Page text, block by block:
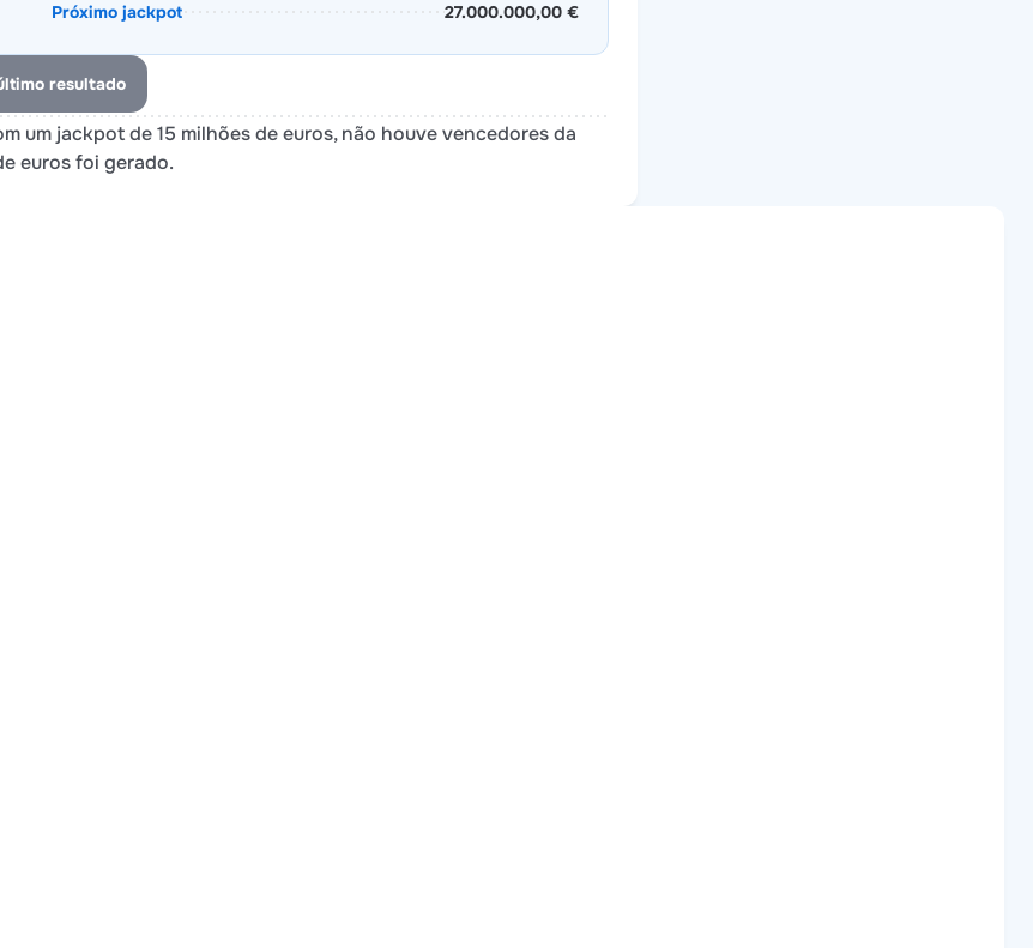
Próximo jackpot
27.000.000,00 €
resultado
um jackpot de 15 milhões de euros, não houve vencedores da
euros foi gerado.